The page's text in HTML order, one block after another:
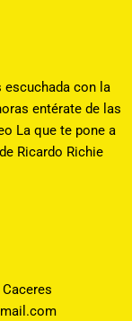
con la
entérate de las
La que te pone a
Ricardo Richie